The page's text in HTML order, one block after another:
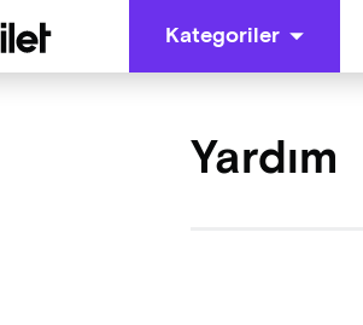
Kategoriler
Yardım